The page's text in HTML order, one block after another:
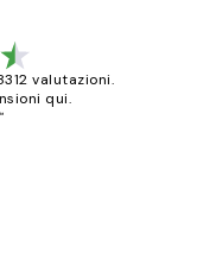
valutazioni.
qui.